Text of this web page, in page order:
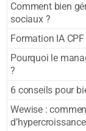
Comment bien
sociaux ?
Formation IA
Pourquoi le
?
6 conseils pour
Wewise :